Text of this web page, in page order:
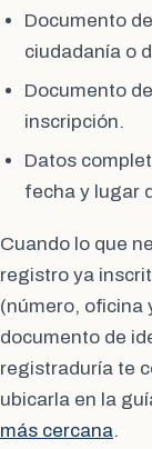
Documento
ciudadanía o
Documento
inscripción.
Datos
fecha y lugar
Cuando lo que
registro ya
(número, oficina
documento de
registraduría te
ubicarla en la
más cercana.